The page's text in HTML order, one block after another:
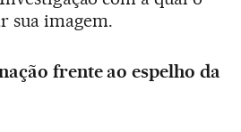
sua imagem.
frente ao espelho da